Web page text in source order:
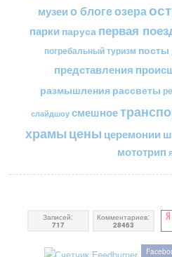
музеи о блогеозера
парки паруса первая
погребальный туризм посты
представления
размышления рассветы
слайдшоу смешное
храмы цены церемонии
мототрип
Записей:
717
Комментариев:
28463